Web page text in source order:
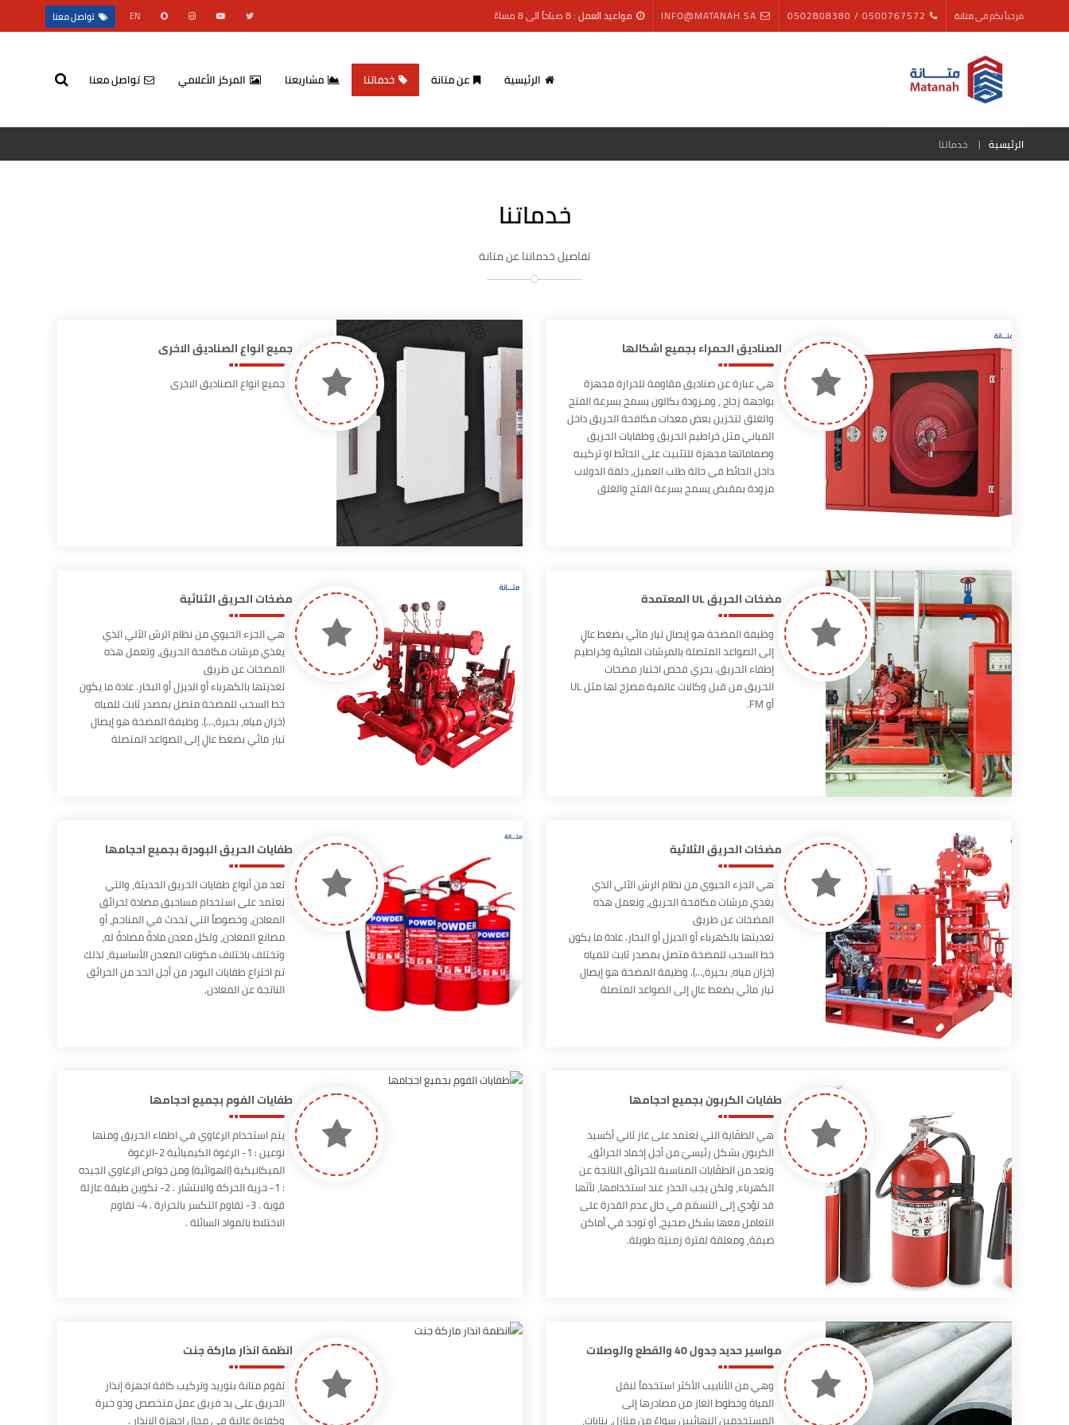
مرحباً بكم فىمتانة 0500767572 / 0502808380
INFO@MATANAH.SA مواعيد العمل :8 صباحاً الى 8 مساءً تواصل معنا EN
الرئيسية عن متانة خدماتنا مشاريعنا المركز الأعلامي تواصل معنا
الرئيسية خدماتنا
خدماتنا
تفاصيل خدماتنا عن متانة
الصناديق الحمراء بجميع اشكالها
هي عبارة عن صناديق مقاومة للحرارة مجهزة
بواجهة زجاج ، ومـزودة بكالون يسمح بسرعة الفتح
والغلق لتخزين بعض معدات مكافحة الحريق داخل
المباني مثل خراطيم الحريق وطفايات الحريق
وصماماتها مجهزة للتثبيت على الحائط او تركيبه
داخل الحائط فى حالة طلب العميل، دلفة الدولاب
مزودة بمقبض يسمح بسرعة الفتح والغلق
جميع انواع الصناديق الاخرى
جميع انواع الصناديق الاخرى
مضخات الحريق UL المعتمدة
وظيفة المضخة هو إيصال تيار مائي بضغط عالٍ
إلى الصواعد المتصلة بالمرشات المائية وخراطيم
إطفاء الحريق. يجري فحص اختبار مضخات
الحريق من قبل وكالات عالمية مصرّح لها مثل UL
أو FM.
مضخات الحريق الثنائية
هي الجزء الحيوي من نظام الرش الآلي الذي
يغذي مرشات مكافحة الحريق، وتعمل هذه
المضخات عن طريق
تغذيتها بالكهرباء أو الديزل أو البخار. عادة ما يكون
خط السحب للمضخة متصل بمصدر ثابت للمياه
(خزان مياه، بحيرة،…). وظيفة المضخة هو إيصال
تيار مائي بضغط عالٍ إلى الصواعد المتصلة
مضخات الحريق الثلاثية
هي الجزء الحيوي من نظام الرش الآلي الذي
يغذي مرشات مكافحة الحريق، وتعمل هذه
المضخات عن طريق
تغذيتها بالكهرباء أو الديزل أو البخار. عادة ما يكون
خط السحب للمضخة متصل بمصدر ثابت للمياه
(خزان مياه، بحيرة،…). وظيفة المضخة هو إيصال
تيار مائي بضغط عالٍ إلى الصواعد المتصلة
طفايات الحريق البودرة بجميع احجامها
تعد من أنواع طفايات الحريق الحديثة، والتي
تعتمد على استخدام مساحيق مضادة لحرائق
المعادن، وخصوصاً التي تحدث في المناجم، أو
مصانع المعادن، ولكل معدن مادةٌ مضادةٌ له،
وتختلف باختلاف مكونات المعدن الأساسية، لذلك
تم اختراع طفايات البودر من أجل الحد من الحرائق
الناتجة عن المعادن.
طفايات الكربون بجميع احجامها
هي الطفّاية التي تعتمد على غاز ثاني أكسيد
الكربون بشكل رئيسيّ من أجل إخماد الحرائق،
وتعد من الطفّايات المناسبة للحرائق الناتجة عن
الكهرباء، ولكن يجب الحذر عند استخدامها، لأنّها
قد تؤدي إلى التسمّم في حال عدم القدرة على
التعامل معها بشكل صحيح، أو توجد في أماكن
ضيقة، ومغلقة لفترة زمنيّة طويلة.
طفايات الفوم بجميع احجامها
يتم استخدام الرغاوي في اطفاء الحريق ومنها
نوعين : 1- الرغوة الكيميائية 2-الرغوة
الميكانيكية (الهوائية) ومن خواص الرغاوي الجيده
: 1- حرية الحركة والانتشار . 2- تكوين طبقة عازلة
قوية . 3- تقاوم التكسر بالحرارة . 4- تقاوم
الاختلاط بالمواد السائلة .
مواسير حديد جدول 40 والقطع والوصلات
وهي من الأنابيب الأكثر استخدماً لنقل
المياة وخطوط الغاز من مصادرها إلى
المستخدمين النهائيين سواءً من منازل، بنايات،
انظمة انذار ماركة جنت
تقوم متانة بتوريد وتركيب كافة اجهزة إنذار
الحريق على يد فريق عمل متخصص وذو خبرة
وكفاءة عالية فى مجال اجهزة الانذار .